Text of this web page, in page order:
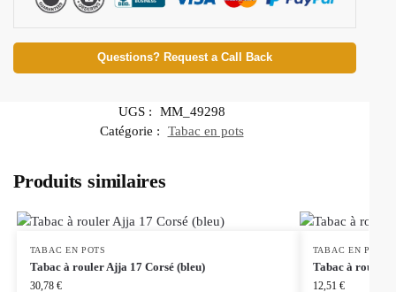
Questions? Request a Call Back
UGS :
MM_49298
Catégorie :
Tabac en pots
Produits similaires
TABAC EN POTS
Tabac à rouler Ajja 17 Corsé (bleu)
30,78 €
TABAC EN POTS
Tabac à rouler
12,51 €